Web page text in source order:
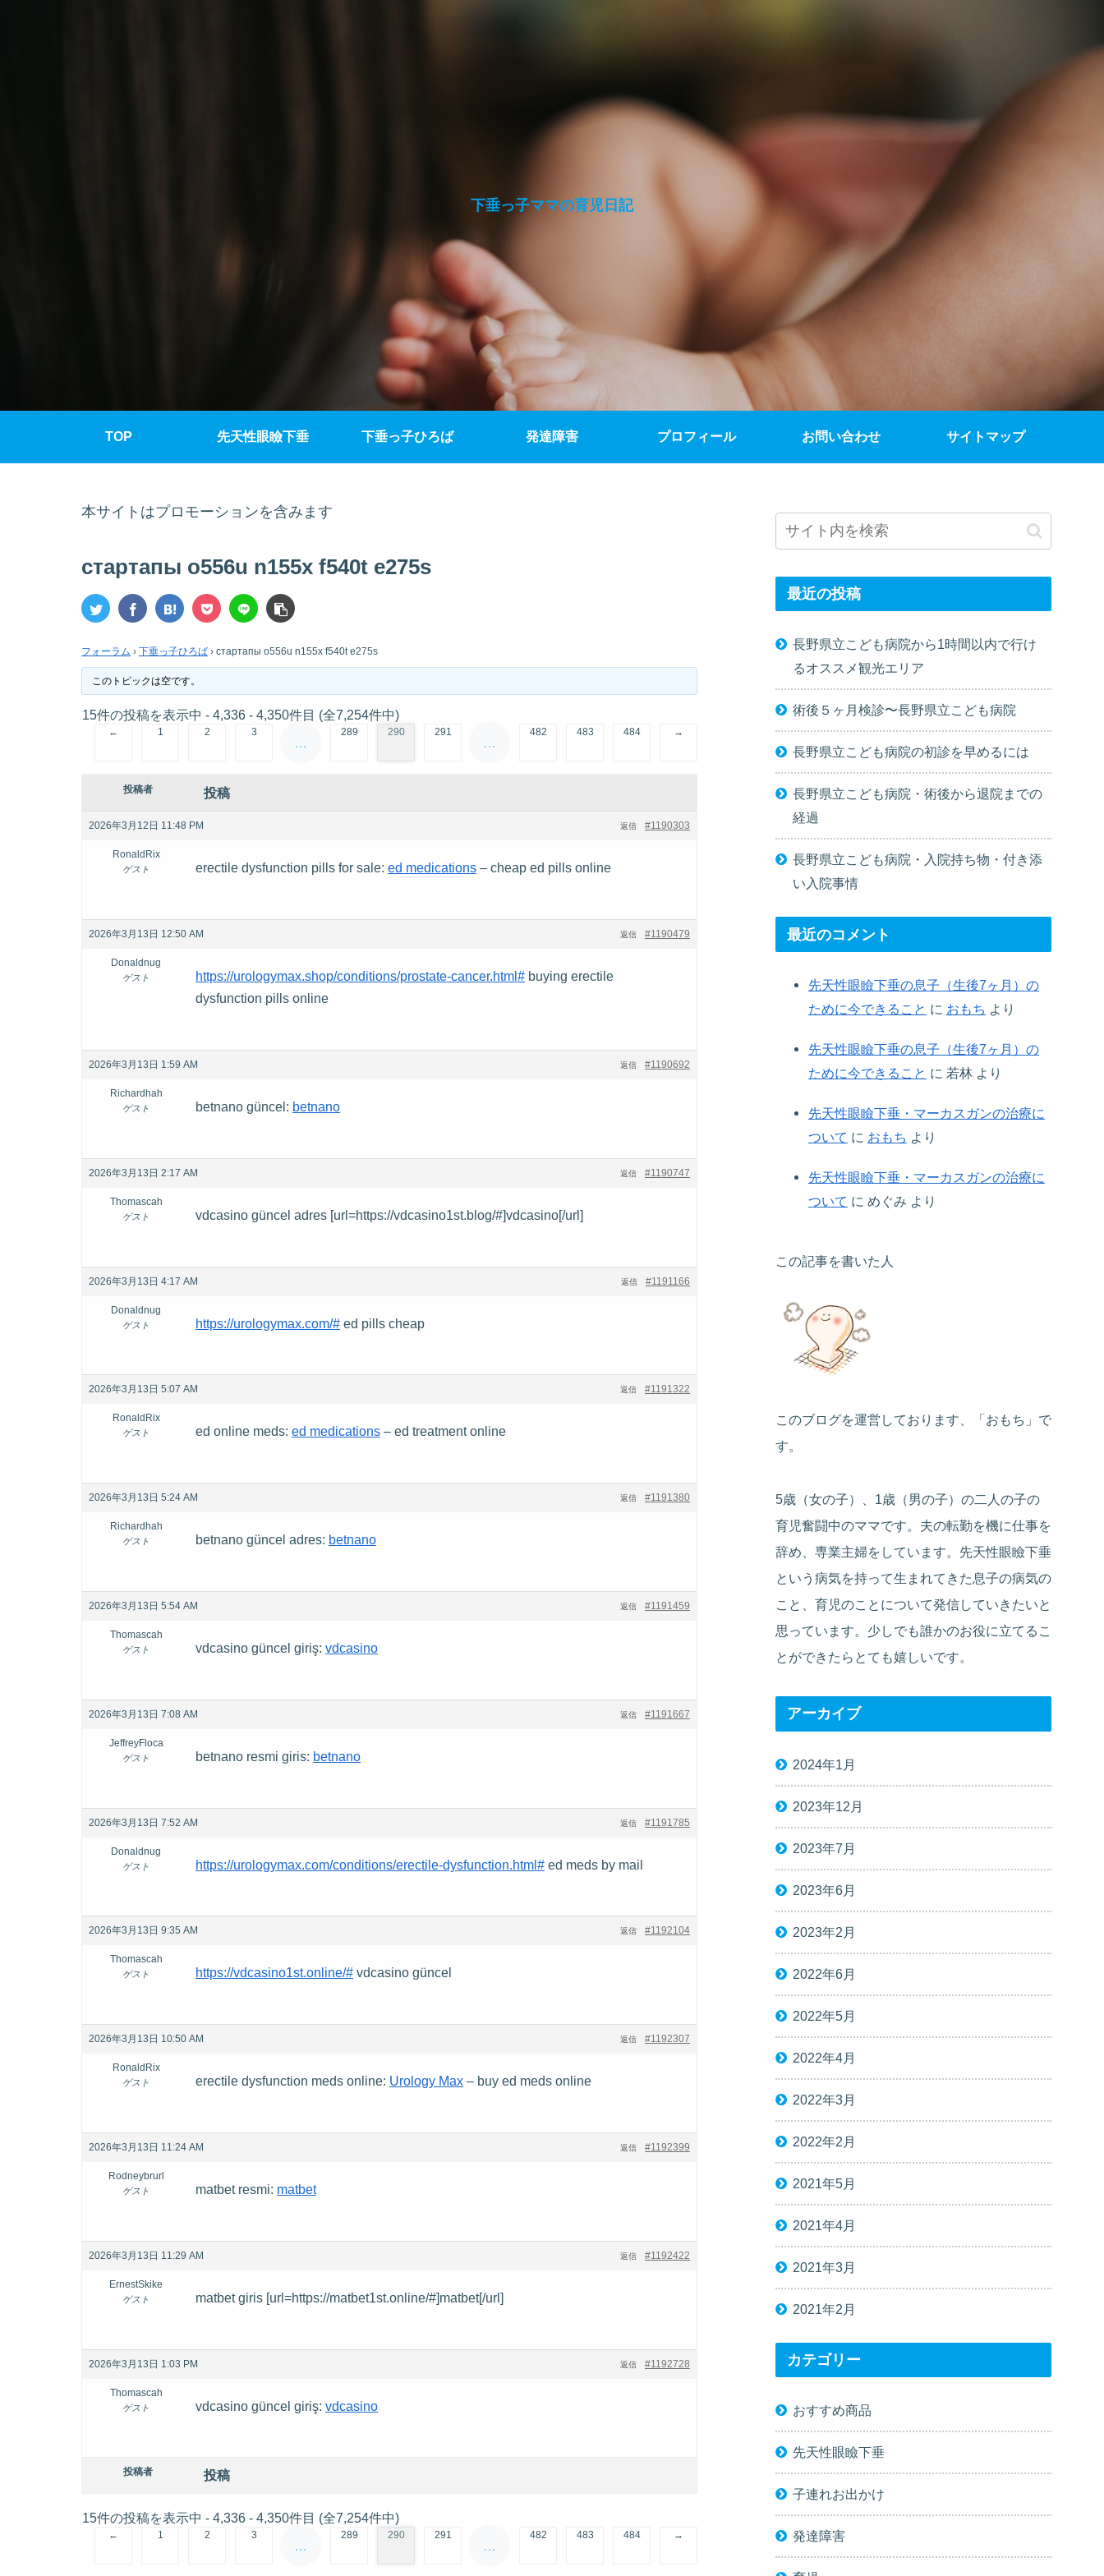
下垂っ子ママの育児日記
TOP 先天性眼瞼下垂 下垂っ子ひろば 発達障害 プロフィール お問い合わせ サイトマップ
本サイトはプロモーションを含みます
стартапы o556u n155x f540t e275s
フォーラム › 下垂っ子ひろば › стартапы o556u n155x f540t e275s
このトピックは空です。
15件の投稿を表示中 - 4,336 - 4,350件目 (全7,254件中)
← 1 2 3
…
289 290 291
…
482 483 484 →
投稿者 投稿
2026年3月12日 11:48 PM #1190303
返信
RonaldRix
ゲスト erectile dysfunction pills for sale: ed medications – cheap ed pills online
2026年3月13日 12:50 AM #1190479
返信
Donaldnug
ゲスト https://urologymax.shop/conditions/prostate-cancer.html# buying erectile
dysfunction pills online
2026年3月13日 1:59 AM #1190692
返信
Richardhah
ゲスト betnano güncel: betnano
2026年3月13日 2:17 AM #1190747
返信
Thomascah
ゲスト vdcasino güncel adres [url=https://vdcasino1st.blog/#]vdcasino[/url]
2026年3月13日 4:17 AM #1191166
返信
Donaldnug
ゲスト https://urologymax.com/# ed pills cheap
2026年3月13日 5:07 AM #1191322
返信
RonaldRix
ゲスト ed online meds: ed medications – ed treatment online
2026年3月13日 5:24 AM #1191380
返信
Richardhah
ゲスト betnano güncel adres: betnano
2026年3月13日 5:54 AM #1191459
返信
Thomascah
ゲスト vdcasino güncel giriş: vdcasino
2026年3月13日 7:08 AM #1191667
返信
JeffreyFloca
ゲスト betnano resmi giris: betnano
2026年3月13日 7:52 AM #1191785
返信
Donaldnug
ゲスト https://urologymax.com/conditions/erectile-dysfunction.html# ed meds by mail
2026年3月13日 9:35 AM #1192104
返信
Thomascah
ゲスト https://vdcasino1st.online/# vdcasino güncel
2026年3月13日 10:50 AM #1192307
返信
RonaldRix
ゲスト erectile dysfunction meds online: Urology Max – buy ed meds online
2026年3月13日 11:24 AM #1192399
返信
Rodneybrurl
ゲスト matbet resmi: matbet
2026年3月13日 11:29 AM #1192422
返信
ErnestSkike
ゲスト matbet giris [url=https://matbet1st.online/#]matbet[/url]
2026年3月13日 1:03 PM #1192728
返信
Thomascah
ゲスト vdcasino güncel giriş: vdcasino
投稿者 投稿
15件の投稿を表示中 - 4,336 - 4,350件目 (全7,254件中)
← 1 2 3
…
289 290 291
…
482 483 484 →
最近の投稿
長野県立こども病院から1時間以内で行け
るオススメ観光エリア
術後５ヶ月検診〜長野県立こども病院
長野県立こども病院の初診を早めるには
長野県立こども病院・術後から退院までの
経過
長野県立こども病院・入院持ち物・付き添
い入院事情
最近のコメント
先天性眼瞼下垂の息子（生後7ヶ月）の
ために今できること に おもち より
先天性眼瞼下垂の息子（生後7ヶ月）の
ために今できること に 若林 より
先天性眼瞼下垂・マーカスガンの治療に
ついて に おもち より
先天性眼瞼下垂・マーカスガンの治療に
ついて に めぐみ より
この記事を書いた人
このブログを運営しております、「おもち」で
す。
5歳（女の子）、1歳（男の子）の二人の子の
育児奮闘中のママです。夫の転勤を機に仕事を
辞め、専業主婦をしています。先天性眼瞼下垂
という病気を持って生まれてきた息子の病気の
こと、育児のことについて発信していきたいと
思っています。少しでも誰かのお役に立てるこ
とができたらとても嬉しいです。
アーカイブ
2024年1月
2023年12月
2023年7月
2023年6月
2023年2月
2022年6月
2022年5月
2022年4月
2022年3月
2022年2月
2021年5月
2021年4月
2021年3月
2021年2月
カテゴリー
おすすめ商品
先天性眼瞼下垂
子連れお出かけ
発達障害